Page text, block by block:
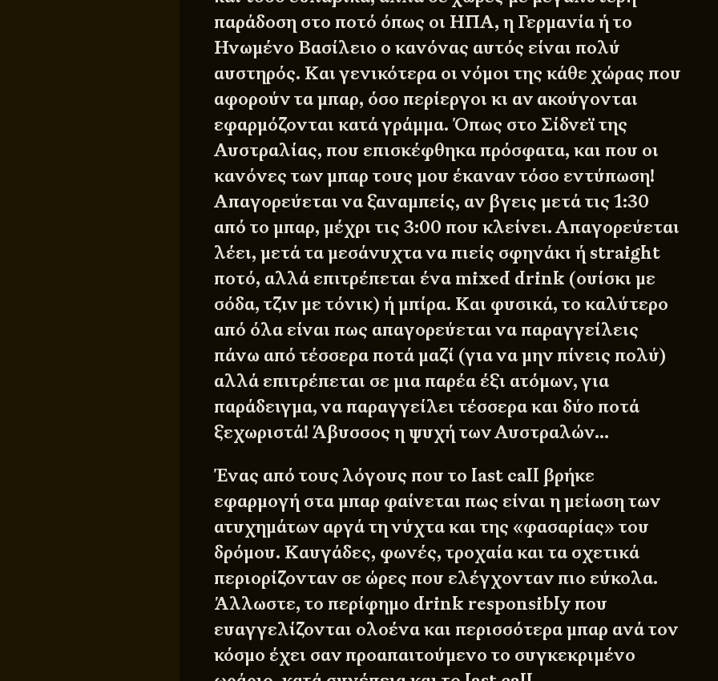
παράδοση στο ποτό όπως οι ΗΠΑ, η Γερμανία ή το
Ηνωμένο Βασίλειο ο κανόνας αυτός είναι πολύ
αυστηρός. Και γενικότερα οι νόμοι της κάθε χώρας που
αφορούν τα μπαρ, όσο περίεργοι κι αν ακούγονται
εφαρμόζονται κατά γράμμα. Όπως στο Σίδνεϊ της
Αυστραλίας, που επισκέφθηκα πρόσφατα, και που οι
κανόνες των μπαρ τους μου έκαναν τόσο εντύπωση!
Απαγορεύεται να ξαναμπείς, αν βγεις μετά τις 1:30
από το μπαρ, μέχρι τις 3:00 που κλείνει. Απαγορεύεται
λέει, μετά τα μεσάνυχτα να πιείς σφηνάκι ή straight
ποτό, αλλά επιτρέπεται ένα mixed drink (ουίσκι με
σόδα, τζιν με τόνικ) ή μπίρα. Και φυσικά, το καλύτερο
από όλα είναι πως απαγορεύεται να παραγγείλεις
πάνω από τέσσερα ποτά μαζί (για να μην πίνεις πολύ)
αλλά επιτρέπεται σε μια παρέα έξι ατόμων, για
παράδειγμα, να παραγγείλει τέσσερα και δύο ποτά
ξεχωριστά! Άβυσσος η ψυχή των Αυστραλών…
Ένας από τους λόγους που το last call βρήκε
εφαρμογή στα μπαρ φαίνεται πως είναι η μείωση των
ατυχημάτων αργά τη νύχτα και της «φασαρίας» του
δρόμου. Καυγάδες, φωνές, τροχαία και τα σχετικά
περιορίζονταν σε ώρες που ελέγχονταν πιο εύκολα.
Άλλωστε, το περίφημο drink responsibly που
ευαγγελίζονται ολοένα και περισσότερα μπαρ ανά τον
κόσμο έχει σαν προαπαιτούμενο το συγκεκριμένο